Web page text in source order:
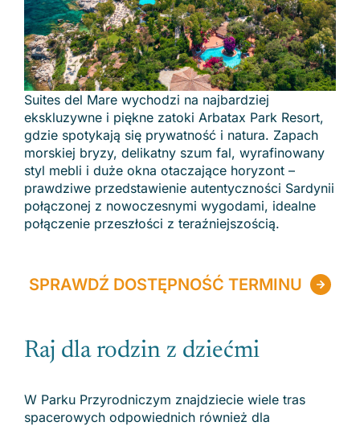
Suites del Mare wychodzi na najbardziej
ekskluzywne i piękne zatoki Arbatax Park Resort,
gdzie spotykają się prywatność i natura. Zapach
morskiej bryzy, delikatny szum fal, wyrafinowany
styl mebli i duże okna otaczające horyzont –
prawdziwe przedstawienie autentyczności Sardynii
połączonej z nowoczesnymi wygodami, idealne
połączenie przeszłości z teraźniejszością.
SPRAWDŹ DOSTĘPNOŚĆ TERMINU
Raj dla rodzin z dziećmi
W Parku Przyrodniczym znajdziecie wiele tras
spacerowych odpowiednich również dla